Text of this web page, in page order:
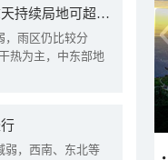
我国降雨强度进一步减弱 中东部大范围桑拿天持续局地可超38℃
，雨区仍比较分
热为主，中东部地
弱，西南、东北等